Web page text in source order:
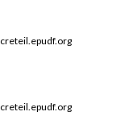
creteil.epudf.org
creteil.epudf.org